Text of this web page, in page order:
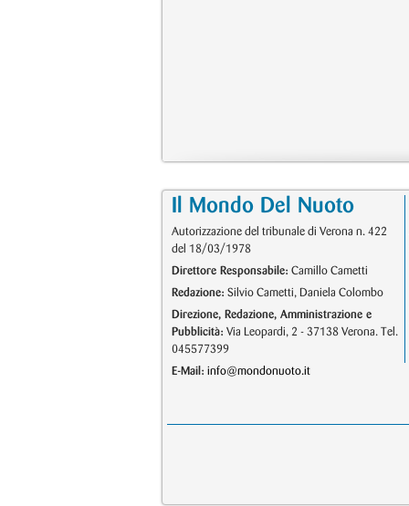
Il Mondo Del Nuoto
Autorizzazione del tribunale di Verona n. 422
del 18/03/1978
Direttore Responsabile: Camillo Cametti
Redazione: Silvio Cametti, Daniela Colombo
Direzione, Redazione, Amministrazione e
Pubblicità: Via Leopardi, 2 - 37138 Verona. Tel.
045577399
E-Mail: info@mondonuoto.it